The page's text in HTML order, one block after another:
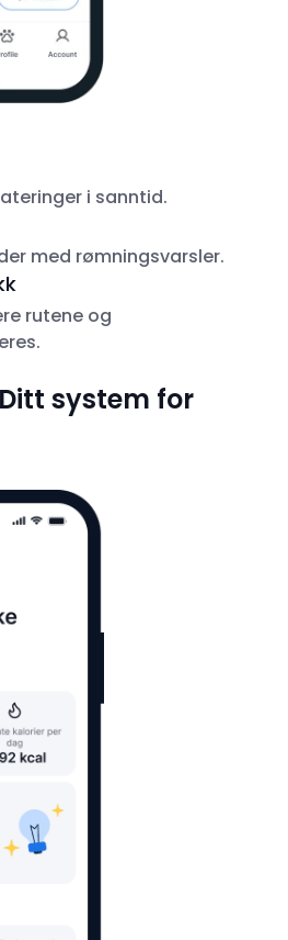
i sanntid.
med rømningsvarsler.
rutene og
system for